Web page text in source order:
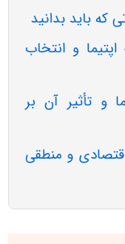
که باید بدانید
و انتخاب
و تأثیر آن بر
و منطقی